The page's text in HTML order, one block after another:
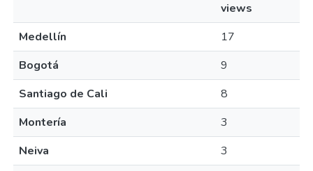
views
Medellín
17
Bogotá
9
Santiago de Cali
8
Montería
3
Neiva
3